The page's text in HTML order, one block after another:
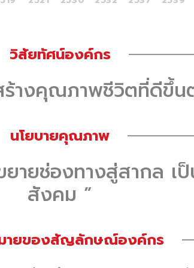
วิสัยทัศน์องค์กร
ร้างคุณภาพชีวิตที่ดีขึ้
นโยบายคุณภาพ
ายช่องทางสู่สากล
สังคม ”
ายของสัญลักษณ์องค์กร